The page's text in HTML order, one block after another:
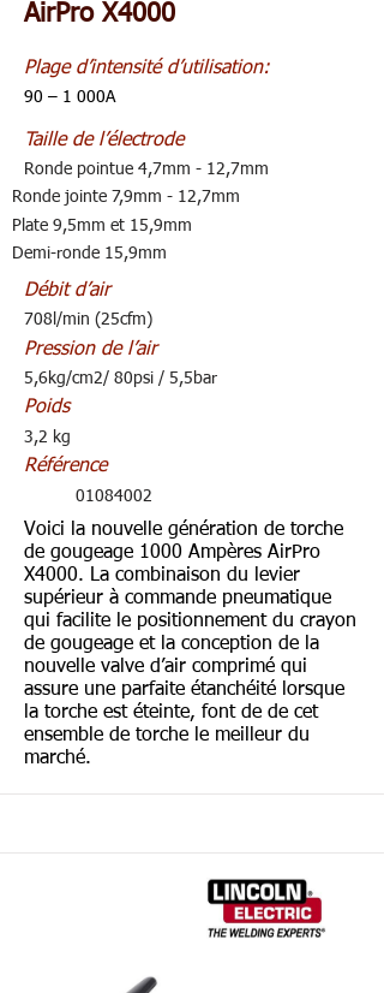
AirPro X4000
Plage d’intensité d’utilisation:
90 – 1 000A
Taille de l’électrode
Ronde pointue 4,7mm - 12,7mm
Ronde jointe 7,9mm - 12,7mm
Plate 9,5mm et 15,9mm
Demi-ronde 15,9mm
Débit d’air
708l/min (25cfm)
Pression de l’air
5,6kg/cm2/ 80psi / 5,5bar
Poids
3,2 kg
Référence
01084002
Voici la nouvelle génération de torche
de gougeage 1000 Ampères AirPro
X4000. La combinaison du levier
supérieur à commande pneumatique
qui facilite le positionnement du crayon
de gougeage et la conception de la
nouvelle valve d’air comprimé qui
assure une parfaite étanchéité lorsque
la torche est éteinte, font de de cet
ensemble de torche le meilleur du
marché.